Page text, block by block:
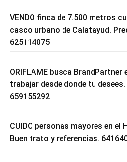
VENDO finca de 7.500 metros
casco urbano de Calatayud.
625114075
ORIFLAME busca BrandPartner
trabajar desde donde tu
659155292
CUIDO personas mayores en el
Buen trato y referencias.